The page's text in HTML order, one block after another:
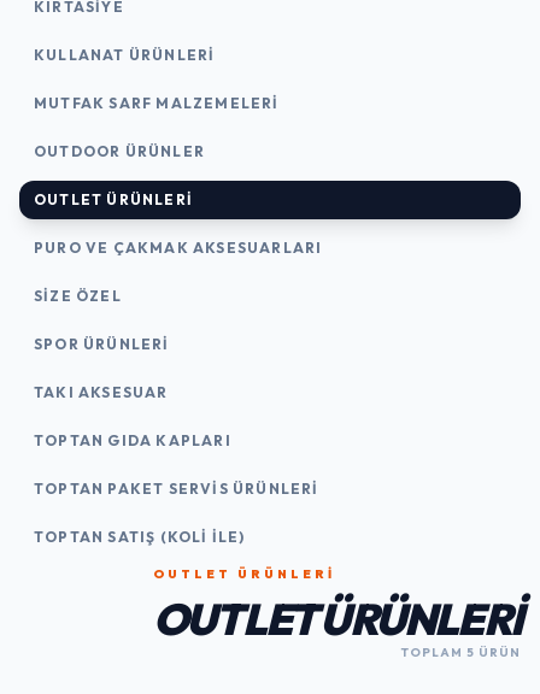
KIRTASİYE
KULLANAT ÜRÜNLERI
MUTFAK SARF MALZEMELERI
OUTDOOR ÜRÜNLER
OUTLET ÜRÜNLERI
PURO VE ÇAKMAK AKSESUARLARI
SIZE ÖZEL
SPOR ÜRÜNLERI
TAKI AKSESUAR
TOPTAN GIDA KAPLARI
TOPTAN PAKET SERVIS ÜRÜNLERI
TOPTAN SATIŞ (KOLI İLE)
OUTLET ÜRÜNLERI
OUTLET ÜRÜNLERI
TOPLAM 5 ÜRÜN